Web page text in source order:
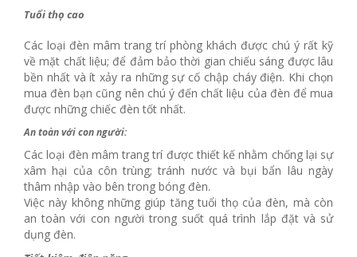
Tuổi thọ cao
Các loại đèn mâm trang trí phòng khách được chú ý rất kỹ
về mặt chất liệu; để đảm bảo thời gian chiếu sáng được lâu
bền nhất và ít xảy ra những sự cố chập cháy điện. Khi chọn
mua đèn bạn cũng nên chú ý đến chất liệu của đèn để mua
được những chiếc đèn tốt nhất.
An toàn với con người:
Các loại đèn mâm trang trí được thiết kế nhằm chống lại sự
xâm hại của côn trùng; tránh nước và bụi bẩn lâu ngày
thâm nhập vào bên trong bóng đèn.
Việc này không những giúp tăng tuổi thọ của đèn, mà còn
an toàn với con người trong suốt quá trình lắp đặt và sử
dụng đèn.